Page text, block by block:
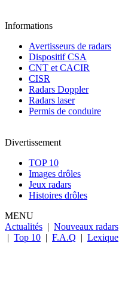
Informations
Avertisseurs de radars
Dispositif CSA
CNT et CACIR
CISR
Radars Doppler
Radars laser
Permis de conduire
Divertissement
TOP 10
Images drôles
Jeux radars
Histoires drôles
MENU
Actualités | Nouveaux radars
| Top 10 | F.A.Q | Lexique